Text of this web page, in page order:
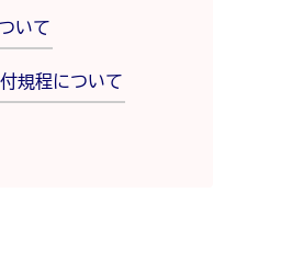
いて
規程について